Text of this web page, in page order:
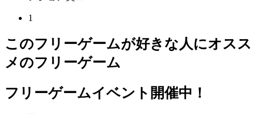
1
このフリーゲームが好きな人にオスス
メのフリーゲーム
フリーゲームイベント開催中！